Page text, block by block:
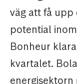
väg att få upp
potential
Bonheur
kvartalet.
energisektorn